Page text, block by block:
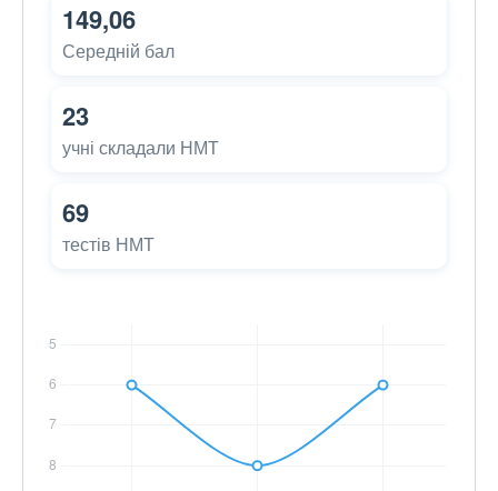
149,06
Середній бал
23
учні складали НМТ
69
тестів НМТ